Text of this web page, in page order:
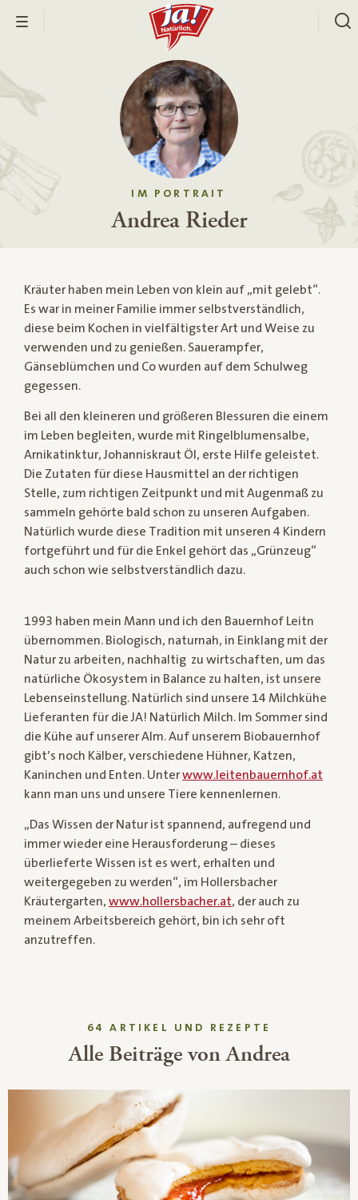
IM PORTRAIT
Andrea Rieder
Kräuter haben mein Leben von klein auf „mit gelebt“.
Es war in meiner Familie immer selbstverständlich,
diese beim Kochen in vielfältigster Art und Weise zu
verwenden und zu genießen. Sauerampfer,
Gänseblümchen und Co wurden auf dem Schulweg
gegessen.
Bei all den kleineren und größeren Blessuren die einem
im Leben begleiten, wurde mit Ringelblumensalbe,
Arnikatinktur, Johanniskraut Öl, erste Hilfe geleistet.
Die Zutaten für diese Hausmittel an der richtigen
Stelle, zum richtigen Zeitpunkt und mit Augenmaß zu
sammeln gehörte bald schon zu unseren Aufgaben.
Natürlich wurde diese Tradition mit unseren 4 Kindern
fortgeführt und für die Enkel gehört das „Grünzeug“
auch schon wie selbstverständlich dazu.
1993 haben mein Mann und ich den Bauernhof Leitn
übernommen. Biologisch, naturnah, in Einklang mit der
Natur zu arbeiten, nachhaltig zu wirtschaften, um das
natürliche Ökosystem in Balance zu halten, ist unsere
Lebenseinstellung. Natürlich sind unsere 14 Milchkühe
Lieferanten für die JA! Natürlich Milch. Im Sommer sind
die Kühe auf unserer Alm. Auf unserem Biobauernhof
gibt’s noch Kälber, verschiedene Hühner, Katzen,
Kaninchen und Enten. Unterwww.leitenbauernhof.at
kann man uns und unsere Tiere kennenlernen.
„Das Wissen der Natur ist spannend, aufregend und
immer wieder eine Herausforderung – dieses
überlieferte Wissen ist es wert, erhalten und
weitergegeben zu werden“, im Hollersbacher
Kräutergarten, www.hollersbacher.at, der auch zu
meinem Arbeitsbereich gehört, bin ich sehr oft
anzutreffen.
64 ARTIKEL UND REZEPTE
Alle Beiträge von Andrea